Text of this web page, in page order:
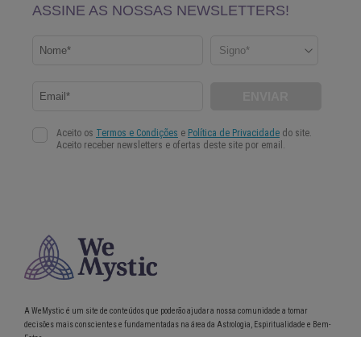
A WeMystic é um site de conteúdos que poderão ajudar a nossa comunidade a tomar
decisões mais conscientes e fundamentadas na área da Astrologia, Espiritualidade e Bem-